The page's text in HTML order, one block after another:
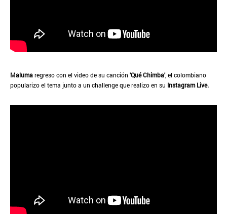
Malumaregreso con el video de su canción 'Qué Chimba', el colombiano
popularizo el tema junto a un challenge que realizo en su Instagram Live.